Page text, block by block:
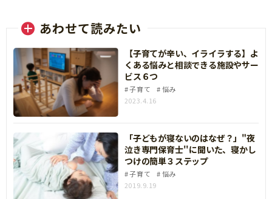
あわせて読みたい
【子育てが辛い、イライラする】よ
くある悩みと相談できる施設やサー
ビス６つ
子育て
悩み
2023.4.16
「子どもが寝ないのはなぜ？」"夜
泣き専門保育士''に聞いた、寝かし
つけの簡単３ステップ
子育て
悩み
2019.9.19